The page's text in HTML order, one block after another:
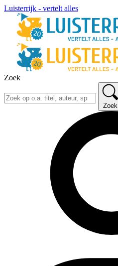
Luisterrijk - vertelt alles
Zoek
Zoek